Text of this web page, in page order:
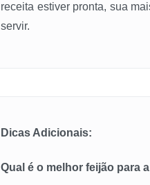
receita estiver pronta, sua
servir.
Dicas Adicionais:
Qual é o melhor feijão para